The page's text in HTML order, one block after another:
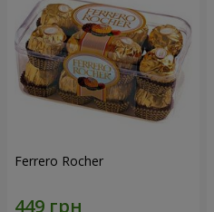
Ferrero Rocher